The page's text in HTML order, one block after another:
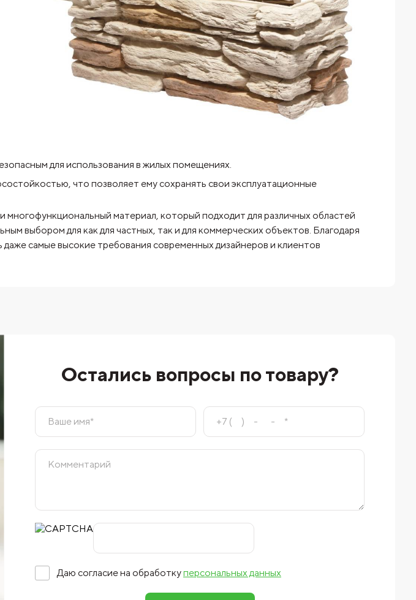
для использования в жилых помещениях.
что позволяет ему сохранять свои эксплуатационные
многофункциональный материал, который подходит для различных областей
выбором для как для частных, так и для коммерческих объектов. Благодаря
самые высокие требования современных дизайнеров и клиентов
Остались вопросы по товару?
Даю согласие на обработкуперсональных данных